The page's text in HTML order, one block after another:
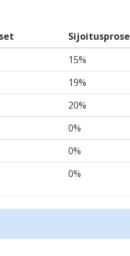
15%
19%
20%
0%
0%
0%